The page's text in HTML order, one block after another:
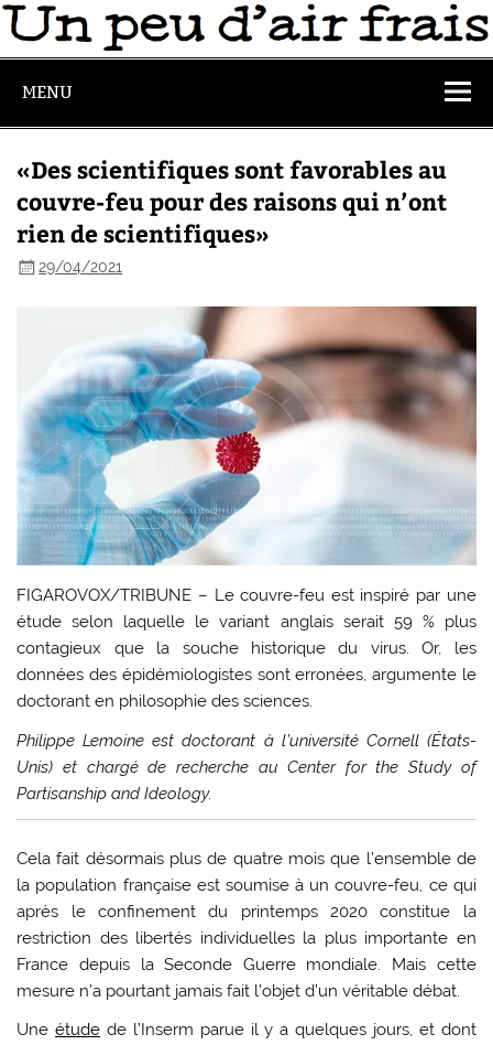
MENU
«Des scientifiques sont favorables au
couvre-feu pour des raisons qui n’ont
rien de scientifiques»
29/04/2021
FIGAROVOX/TRIBUNE – Le couvre-feu est inspiré par une
étude selon laquelle le variant anglais serait 59 % plus
contagieux que la souche historique du virus. Or, les
données des épidémiologistes sont erronées, argumente le
doctorant en philosophie des sciences.
Philippe Lemoine est doctorant à l’université Cornell (États-
Unis) et chargé de recherche au Center for the Study of
Partisanship and Ideology.
Cela fait désormais plus de quatre mois que l’ensemble de
la population française est soumise à un couvre-feu, ce qui
après le confinement du printemps 2020 constitue la
restriction des libertés individuelles la plus importante en
France depuis la Seconde Guerre mondiale. Mais cette
mesure n’a pourtant jamais fait l’objet d’un véritable débat.
Uneétude de l’Inserm parue il y a quelques jours, et dont